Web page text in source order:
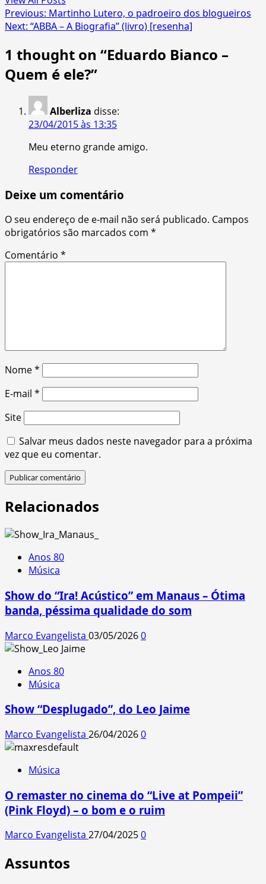
Post
navigation
Previous: Martinho Lutero, o padroeiro dos blogueiros
Next: “ABBA – A Biografia” (livro) [resenha]
1 thought on “Eduardo Bianco –
Quem é ele?”
Alberliza disse:
23/04/2015 às 13:35
Meu eterno grande amigo.
Responder
Deixe um comentário
O seu endereço de e-mail não será publicado. Campos
obrigatórios são marcados com *
Comentário *
Nome*
E-mail *
Site
Salvar meus dados neste navegador para a próxima
vez que eu comentar.
Relacionados
Anos 80
Música
Show do “Ira! Acústico” em Manaus – Ótima
banda, péssima qualidade do som
Marco Evangelista 03/05/20260
Anos 80
Música
Show “Desplugado”, do Leo Jaime
Marco Evangelista 26/04/20260
Música
O remaster no cinema do “Live at Pompeii”
(Pink Floyd) – o bom e o ruim
Marco Evangelista 27/04/20250
Assuntos